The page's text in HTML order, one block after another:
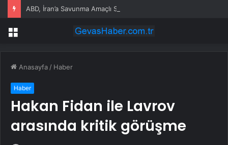
ABD, İran’a Savunma Amaçlı Saldırılar Düzenledi
Menü
Anasayfa / Haber
Haber
Hakan Fidan ile Lavrov
arasında kritik görüşme